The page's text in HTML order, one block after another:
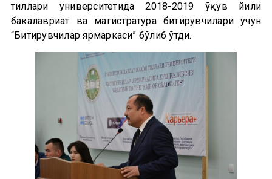
тиллари университетида 2018-2019 ўқув йили
бакалавриат ва магистратура битирувчилари учун
“Битирувчилар ярмаркаси” бўлиб ўтди.